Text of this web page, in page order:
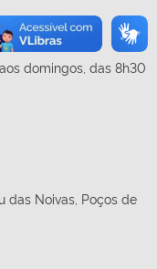
domingos, das 8h30
das Noivas, Poços de